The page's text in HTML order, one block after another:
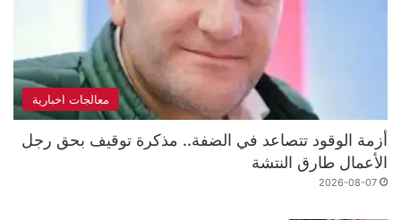
معالجات اخبارية
أزمة الوقود تتصاعد في الضفة.. مذكرة توقيف بحق رجل
الأعمال طارق النتشة
2026-08-07